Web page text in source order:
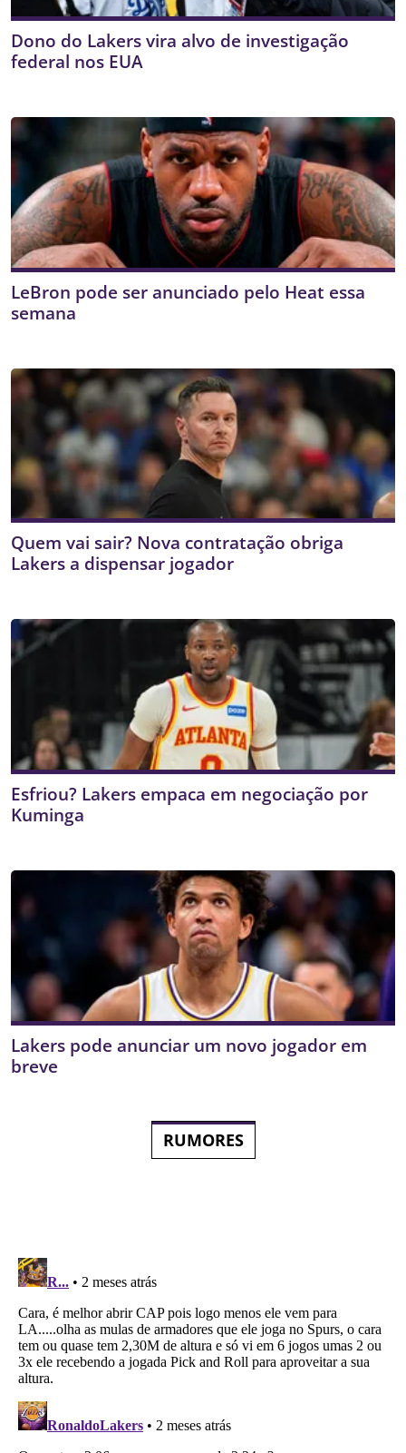
Dono do Lakers vira alvo de investigação
federal nos EUA
LeBron pode ser anunciado pelo Heat essa
semana
Quem vai sair? Nova contratação obriga
Lakers a dispensar jogador
Esfriou? Lakers empaca em negociação por
Kuminga
Lakers pode anunciar um novo jogador em
breve
RUMORES